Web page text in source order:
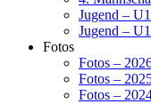
Jugend –
Jugend –
Fotos
Fotos –
Fotos –
Fotos –